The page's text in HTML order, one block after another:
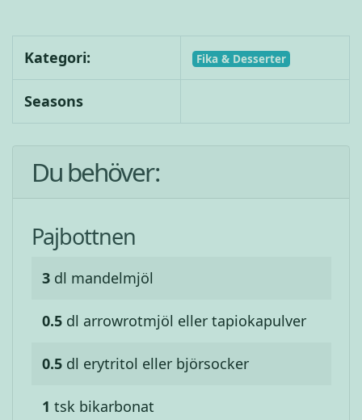
Kategori: Fika & Desserter
Seasons
Du behöver:
Pajbottnen
3 dl mandelmjöl
0.5 dl arrowrotmjöl eller tapiokapulver
0.5 dl erytritol eller björsocker
1 tsk bikarbonat